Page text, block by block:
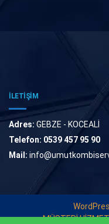
İLETİŞİM
Adres: GEBZE - KOCEALİ
Telefon: 0539 457 95 90
Mail:
MÜŞTERİ